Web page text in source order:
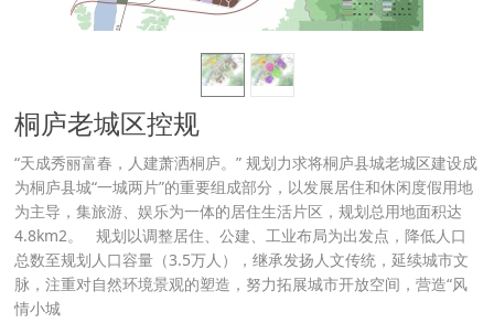
桐庐老城区控规
“天成秀丽富春，人建萧洒桐庐。” 规划力求将桐庐县城老城区建设成
为桐庐县城“一城两片”的重要组成部分，以发展居住和休闲度假用地
为主导，集旅游、娱乐为一体的居住生活片区，规划总用地面积达
4.8km2。 规划以调整居住、公建、工业布局为出发点，降低人口
总数至规划人口容量（3.5万人），继承发扬人文传统，延续城市文
脉，注重对自然环境景观的塑造，努力拓展城市开放空间，营造“风
情小城